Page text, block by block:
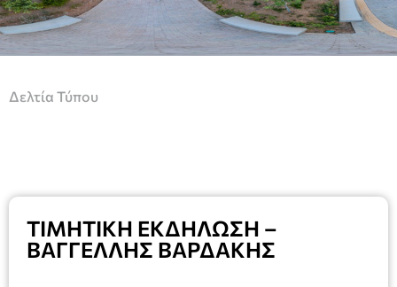
Δελτία Τύπου
ΤΙΜΗΤΙΚΗ ΕΚΔΗΛΩΣΗ –
ΒΑΓΓΕΛΛΗΣ ΒΑΡΔΑΚΗΣ